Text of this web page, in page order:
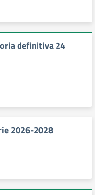
definitiva 24
2026-2028